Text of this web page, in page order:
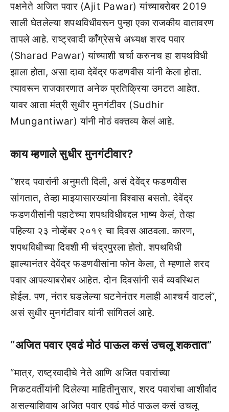
पक्षनेते अजित पवार (Ajit Pawar) यांच्याबरोबर 2019
साली घेतलेल्या शपथविधीवरून पुन्हा एका राजकीय वातावरण
तापले आहे. राष्ट्रवादी काँग्रेसचे अध्यक्ष शरद पवार
(Sharad Pawar) यांच्याशी चर्चा करुनच हा शपथविधी
झाला होता, असा दावा देवेंद्र फडणवीस यांनी केला होता.
त्यावरून राजकारणात अनेक प्रतिक्रिया उमटत आहेत.
यावर आता मंत्री सुधीर मुनगंटीवर (Sudhir
Mungantiwar) यांनी मोठं वक्तव्य केलं आहे.
काय म्हणाले सुधीर मुनगंटीवार?
“शरद पवारांनी अनुमती दिली, असं देवेंद्र फडणवीस
सांगतात, तेव्हा माझ्यासारख्यांना विश्वास बसतो. देवेंद्र
फडणवीसांनी पहाटेच्या शपथविधीबद्दल भाष्य केलं, तेव्हा
पहिल्या २३ नोव्हेंबर २०१९ चा दिवस आठवला. कारण,
शपथविधीच्या दिवशी मी चंद्रपुरला होतो. शपथविधी
झाल्यानंतर देवेंद्र फडणवीसांना फोन केला, ते म्हणाले शरद
पवार आपल्याबरोबर आहेत. दोन दिवसांनी सर्व व्यवस्थित
होईल. पण, नंतर घडलेल्या घटनेनंतर मलाही आश्चर्य वाटलं”,
असं सुधीर मुनगंटीवार यांनी सांगितलं आहे.
“अजित पवार एवढं मोठं पाऊल कसं उचलू शकतात”
“मात्र, राष्ट्रवादीचे नेते आणि अजित पवारांच्या
निकटवर्तीयांनी दिलेल्या माहितीनुसार, शरद पवारांचा आशीर्वाद
असल्याशिवाय अजित पवार एवढं मोठं पाऊल कसं उचलू